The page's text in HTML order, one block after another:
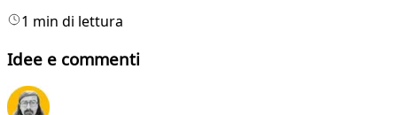
1 min di lettura
Idee e commenti